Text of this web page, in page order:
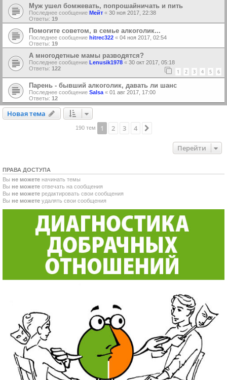
Муж ушел бомжевать, попрошайничать и пить
Последнее сообщение Мейт « 30 ноя 2017, 22:38
Ответы: 19
Помогите советом, в семье алкоголик...
Последнее сообщение hitrec322 « 04 ноя 2017, 02:54
Ответы: 19
А многодетные мамы разводятся?
Последнее сообщение Lenusik1978 « 30 окт 2017, 05:18
Ответы: 122 1 2 3 4 5 6
Парень - бывший алкоголик, давать ли шанс
Последнее сообщение Salsa « 01 авг 2017, 17:00
Ответы: 12
Новая тема
Новаятема
190 тем 1 2 3 4
Перейти
ПРАВА ДОСТУПА
Вы не можете начинать темы
Вы не можете отвечать на сообщения
Вы не можете редактировать свои сообщения
Вы не можете удалять свои сообщения